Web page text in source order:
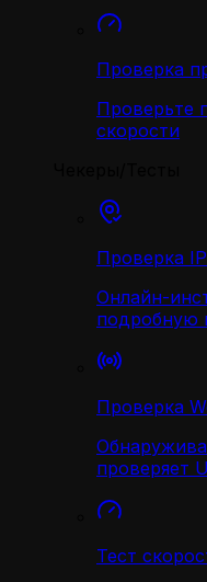
Проверка
Проверьте
скорости
Проверка IP
Онлайн-
подробную
Проверка
проверяет
Тест